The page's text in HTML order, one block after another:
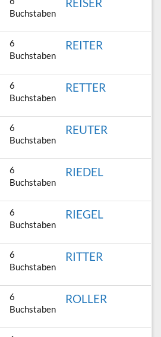
Buchstaben
REISER
6
Buchstaben
REITER
6
Buchstaben
RETTER
6
Buchstaben
REUTER
6
Buchstaben
RIEDEL
6
Buchstaben
RIEGEL
6
Buchstaben
RITTER
6
Buchstaben
ROLLER